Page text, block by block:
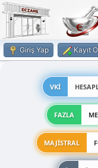
Giriş Yap Kayıt
VKİ
FAZLA
MAJİSTRAL